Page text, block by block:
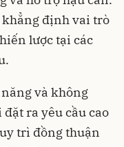
khẳng định vai trò
lược tại các
và không
ra yêu cầu cao
trì đồng thuận